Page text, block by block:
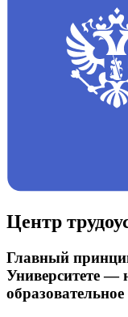
Центр
Главный
Университете —